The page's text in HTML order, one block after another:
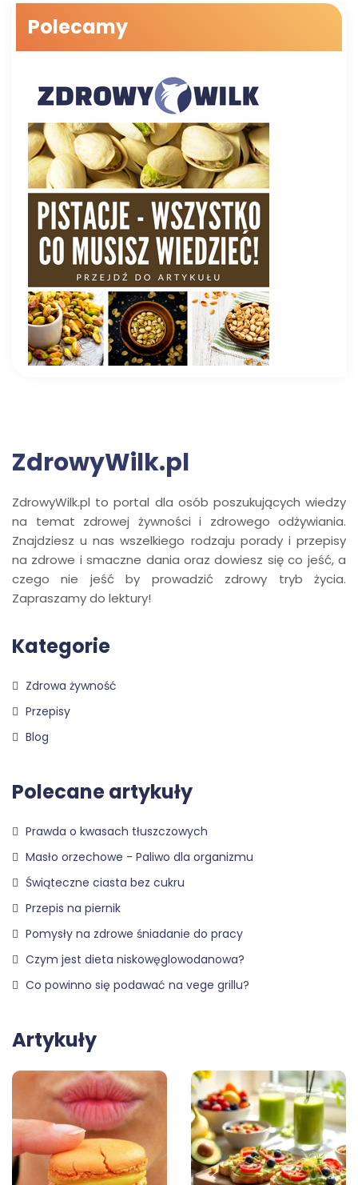
Polecamy
ZdrowyWilk.pl
ZdrowyWilk.pl to portal dla osób poszukujących wiedzy
na temat zdrowej żywności i zdrowego odżywiania.
Znajdziesz u nas wszelkiego rodzaju porady i przepisy
na zdrowe i smaczne dania oraz dowiesz się co jeść, a
czego nie jeść by prowadzić zdrowy tryb życia.
Zapraszamy do lektury!
Kategorie
Zdrowa żywność
Przepisy
Blog
Polecane artykuły
Prawda o kwasach tłuszczowych
Masło orzechowe - Paliwo dla organizmu
Świąteczne ciasta bez cukru
Przepis na piernik
Pomysły na zdrowe śniadanie do pracy
Czym jest dieta niskowęglowodanowa?
Co powinno się podawać na vege grillu?
Artykuły